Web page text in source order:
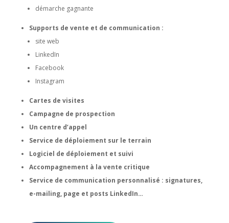
démarche gagnante
Supports de vente et de communication :
site web
LinkedIn
Facebook
Instagram
Cartes de visites
Campagne de prospection
Un centre d’appel
Service de déploiement sur le terrain
Logiciel de déploiement et suivi
Accompagnement à la vente critique
Service de communication personnalisé : signatures,
e-mailing, page et posts LinkedIn…